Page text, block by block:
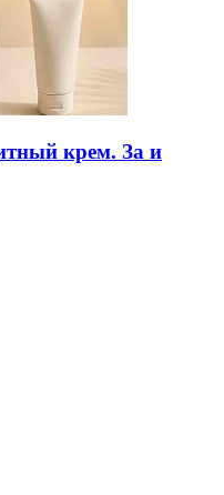
крем. За и